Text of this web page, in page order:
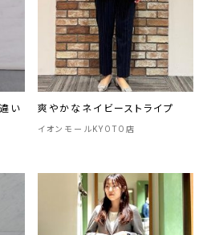
い
爽やかなネイビーストライプ
イオンモールKYOTO店